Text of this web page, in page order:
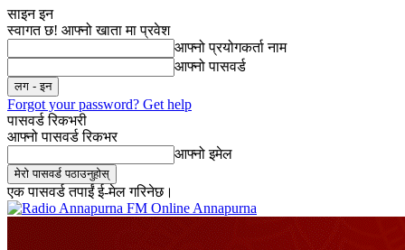
साइन इन
स्वागत छ! आफ्नो खाता मा प्रवेश
आफ्नो प्रयोगकर्ता नाम
आफ्नो पासवर्ड
Forgot your password? Get help
पासवर्ड रिकभरी
आफ्नो पासवर्ड रिकभर
आफ्नो इमेल
एक पासवर्ड तपाईं ई-मेल गरिनेछ।
Online Annapurna